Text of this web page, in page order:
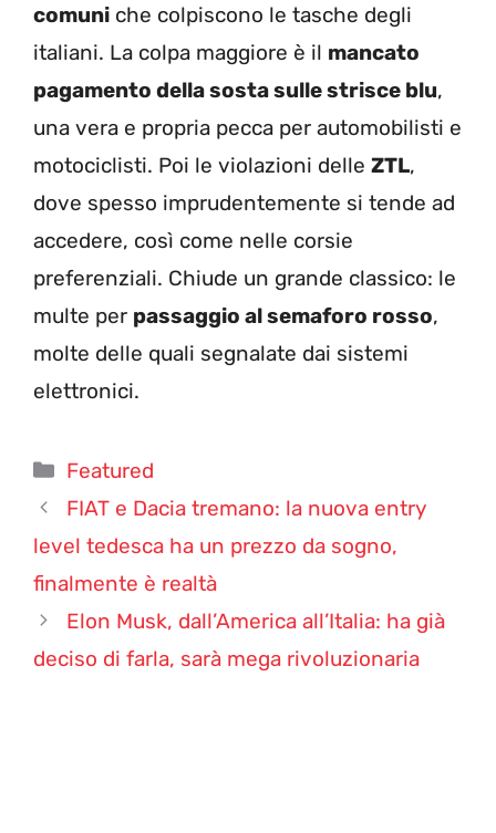
comuni che colpiscono le tasche degli
italiani. La colpa maggiore è il mancato
pagamento della sosta sulle strisce blu,
una vera e propria pecca per automobilisti e
motociclisti. Poi le violazioni delle ZTL,
dove spesso imprudentemente si tende ad
accedere, così come nelle corsie
preferenziali. Chiude un grande classico: le
multe per passaggio al semaforo rosso,
molte delle quali segnalate dai sistemi
elettronici.
Categorie
Featured
FIAT e Dacia tremano: la nuova entry
level tedesca ha un prezzo da sogno,
finalmente è realtà
Elon Musk, dall’America all’Italia: ha già
deciso di farla, sarà mega rivoluzionaria